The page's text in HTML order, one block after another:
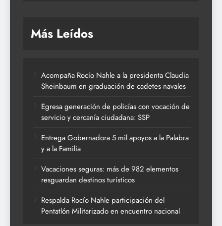
Más Leídos
Acompaña Rocío Nahle a la presidenta Claudia
Sheinbaum en graduación de cadetes navales
Egresa generación de policías con vocación de
servicio y cercanía ciudadana: SSP
Entrega Gobernadora 5 mil apoyos a la Palabra
y a la Familia
Vacaciones seguras: más de 982 elementos
resguardan destinos turísticos
Respalda Rocío Nahle participación del
Pentatlón Militarizado en encuentro nacional